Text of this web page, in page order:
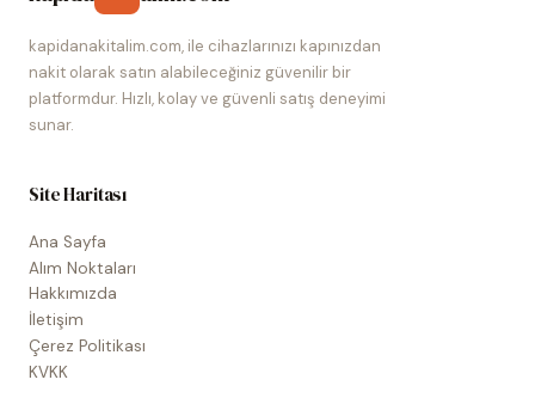
kapidanakitalim.com, ile cihazlarınızı kapınızdan
nakit olarak satın alabileceğiniz güvenilir bir
platformdur. Hızlı, kolay ve güvenli satış deneyimi
sunar.
Site Haritası
Ana Sayfa
Alım Noktaları
Hakkımızda
İletişim
Çerez Politikası
KVKK